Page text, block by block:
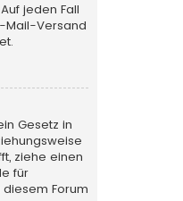
jeden Fall
Mail-Versand
Gesetz in
ziehe einen
für
Forum